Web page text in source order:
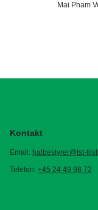
Mai Pham
Kontakt
Email: halbestyrer@tst-
Telefon: +45 24 49 98 72